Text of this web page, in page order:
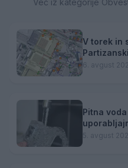
Več iz kategorije
V torek in
dobava
6. avgust
Pitna
5. avgust